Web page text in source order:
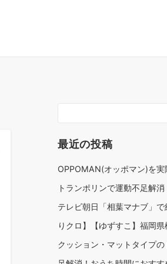
最近の投稿
OPPOMAN(オッポマン)を実
トランポリンで運動不足解消
テレビ朝日「相葉マナブ」
りクロ】【ゆずすこ】福岡
クッション・マットタイプ